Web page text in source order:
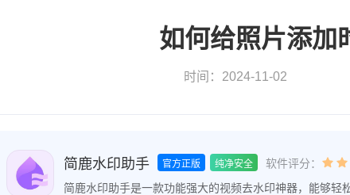
如何给照片添加
时间：2024-11-02
简鹿水印助手 官方正版 纯净安全
软件评分：
简鹿水印助手是一款功能强大的视频去水印神器，能够轻